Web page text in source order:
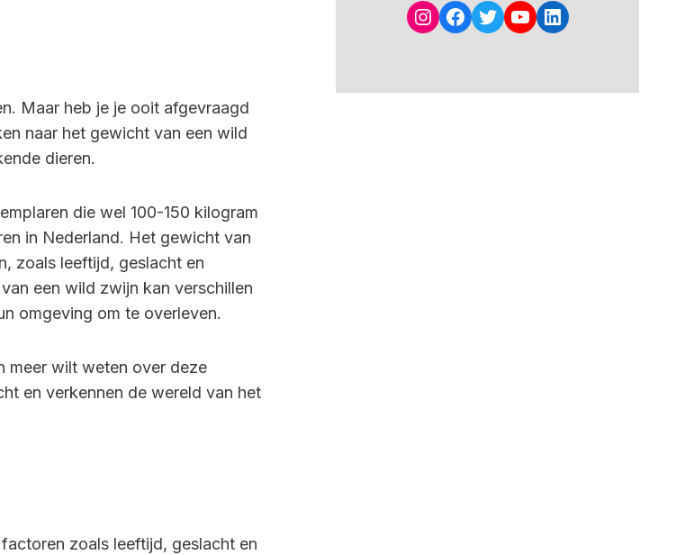
Maar heb je je ooit afgevraagd
naar het gewicht van een wild
dieren.
die wel 100-150 kilogram
in Nederland. Het gewicht van
zoals leeftijd, geslacht en
een wild zwijn kan verschillen
omgeving om te overleven.
meer wilt weten over deze
en verkennen de wereld van het
zoals leeftijd, geslacht en
Instagram
Facebook
Twitter
YouTube
LinkedIn